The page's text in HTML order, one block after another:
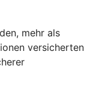
mehr als
versicherten